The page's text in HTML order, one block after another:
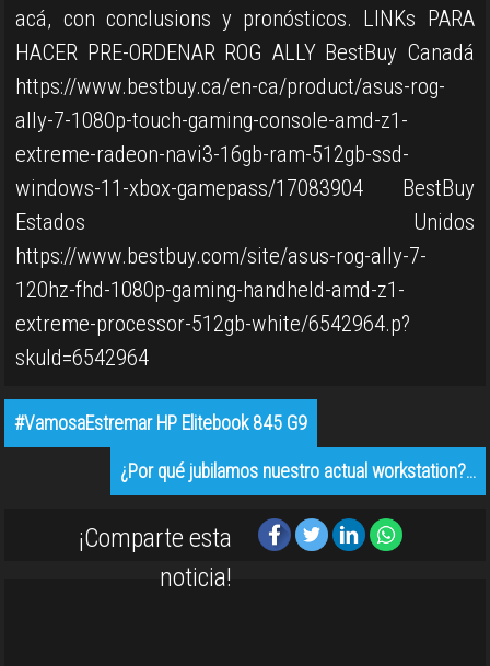
acá, con conclusions y pronósticos. LINKs PARA
HACER PRE-ORDENAR ROG ALLY BestBuy Canadá
https://www.bestbuy.ca/en-ca/product/asus-rog-
ally-7-1080p-touch-gaming-console-amd-z1-
extreme-radeon-navi3-16gb-ram-512gb-ssd-
windows-11-xbox-gamepass/17083904 BestBuy
Estados Unidos
https://www.bestbuy.com/site/asus-rog-ally-7-
120hz-fhd-1080p-gaming-handheld-amd-z1-
extreme-processor-512gb-white/6542964.p?
skuId=6542964
#VamosaEstremar HP Elitebook 845 G9
¿Por qué jubilamos nuestro actual workstation?…
¡Comparte esta
noticia!